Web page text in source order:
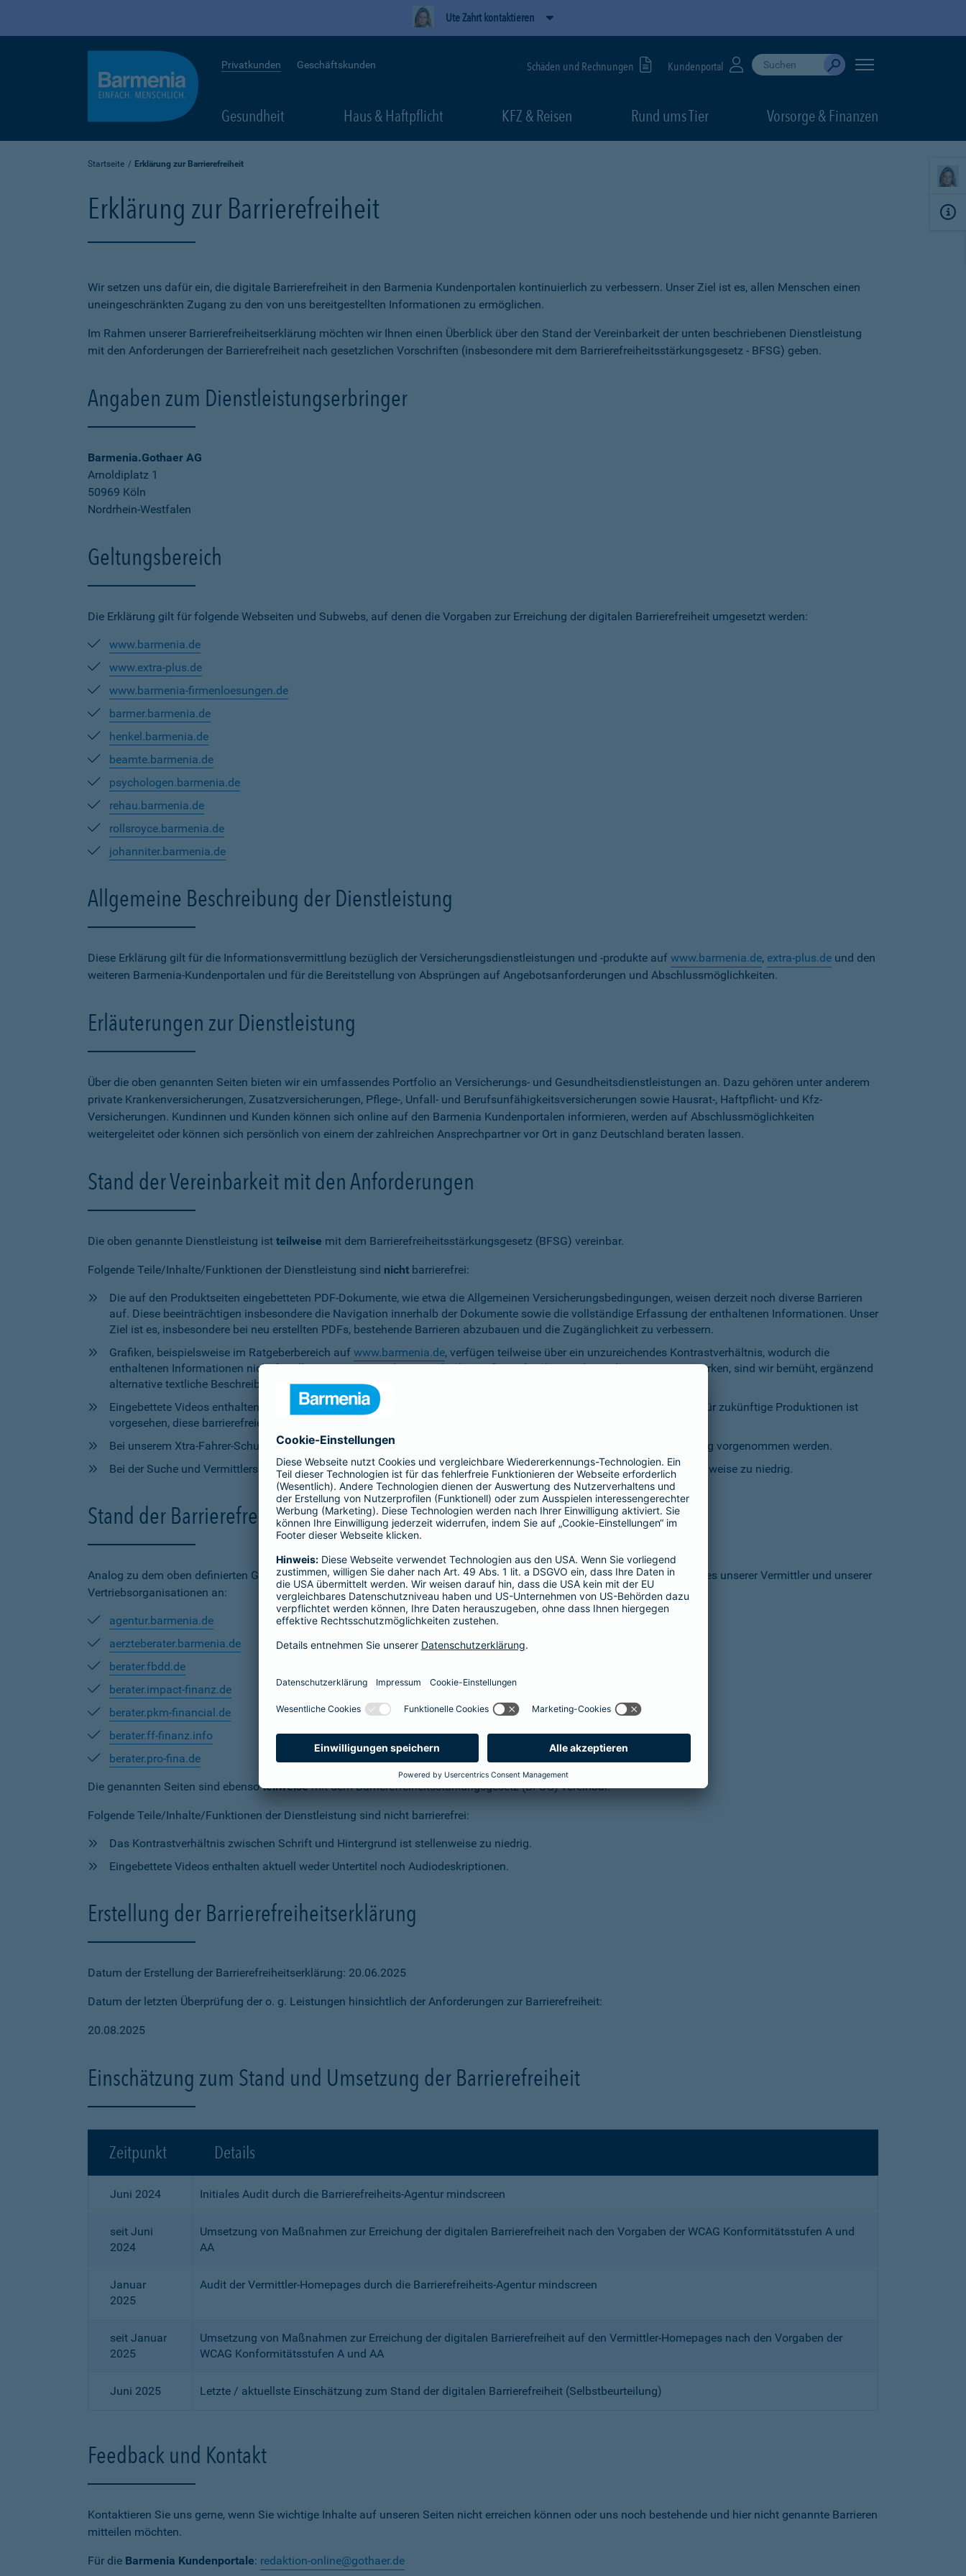
Ute Zahrt kontaktieren
Privatkunden Geschäftskunden Schäden und Rechnungen Kundenportal Suche durchführen
When autocomplete results are available, use
Absenden
Gesundheit Haus & Haftpflicht KFZ & Reisen Rund ums Tier Vorsorge & Finanzen
Startseite Erklärung zur Barrierefreiheit
Erklärung zur Barrierefreiheit
Wir setzen uns dafür ein, die digitale Barrierefreiheit in den Barmenia Kundenportalen kontinuierlich zu verbessern. Unser Ziel ist es, allen Menschen einen
uneingeschränkten Zugang zu den von uns bereitgestellten Informationen zu ermöglichen.
Im Rahmen unserer Barrierefreiheitserklärung möchten wir Ihnen einen Überblick über den Stand der Vereinbarkeit der unten beschriebenen Dienstleistung
mit den Anforderungen der Barrierefreiheit nach gesetzlichen Vorschriften (insbesondere mit dem Barrierefreiheitsstärkungsgesetz - BFSG) geben.
Angaben zum Dienstleistungserbringer
Barmenia.Gothaer AG
Arnoldiplatz 1
50969 Köln
Nordrhein-Westfalen
Geltungsbereich
Die Erklärung gilt für folgende Webseiten und Subwebs, auf denen die Vorgaben zur Erreichung der digitalen Barrierefreiheit umgesetzt werden:
www.barmenia.de
www.extra-plus.de
www.barmenia-firmenloesungen.de
barmer.barmenia.de
henkel.barmenia.de
beamte.barmenia.de
psychologen.barmenia.de
rehau.barmenia.de
rollsroyce.barmenia.de
johanniter.barmenia.de
Allgemeine Beschreibung der Dienstleistung
Diese Erklärung gilt für die Informationsvermittlung bezüglich der Versicherungsdienstleistungen und -produkte auf www.barmenia.de, extra-plus.de und den
weiteren Barmenia-Kundenportalen und für die Bereitstellung von Absprüngen auf Angebotsanforderungen und Abschlussmöglichkeiten.
Erläuterungen zur Dienstleistung
Über die oben genannten Seiten bieten wir ein umfassendes Portfolio an Versicherungs- und Gesundheitsdienstleistungen an. Dazu gehören unter anderem
private Krankenversicherungen, Zusatzversicherungen, Pflege-, Unfall- und Berufsunfähigkeitsversicherungen sowie Hausrat-, Haftpflicht- und Kfz-
Versicherungen. Kundinnen und Kunden können sich online auf den Barmenia Kundenportalen informieren, werden auf Abschlussmöglichkeiten
weitergeleitet oder können sich persönlich von einem der zahlreichen Ansprechpartner vor Ort in ganz Deutschland beraten lassen.
Stand der Vereinbarkeit mit den Anforderungen
Die oben genannte Dienstleistung ist teilweise mit dem Barrierefreiheitsstärkungsgesetz (BFSG) vereinbar.
Folgende Teile/Inhalte/Funktionen der Dienstleistung sind nicht barrierefrei:
Die auf den Produktseiten eingebetteten PDF-Dokumente, wie etwa die Allgemeinen Versicherungsbedingungen, weisen derzeit noch diverse Barrieren
auf. Diese beeinträchtigen insbesondere die Navigation innerhalb der Dokumente sowie die vollständige Erfassung der enthaltenen Informationen. Unser
Ziel ist es, insbesondere bei neu erstellten PDFs, bestehende Barrieren abzubauen und die Zugänglichkeit zu verbessern.
Grafiken, beispielsweise im Ratgeberbereich auf www.barmenia.de, verfügen teilweise über ein unzureichendes Kontrastverhältnis, wodurch die
enthaltenen Informationen nicht für alle Nutzerinnen und Nutzer gleichermaßen erfassbar sind. Um dem entgegenzuwirken, sind wir bemüht, ergänzend
alternative textliche Beschreibungen zur Verfügung zu stellen.
Eingebettete Videos enthalten aktuell weder Untertitel noch Audiodeskriptionen, was ihre Zugänglichkeit einschränkt. Für zukünftige Produktionen ist
vorgesehen, diese barrierefreien Elemente bereitzustellen.
Bei unserem Xtra-Fahrer-Schutz kann die Anpassung der zu versichernden Tage momentan nicht per Tastaturbedienung vorgenommen werden.
Bei der Suche und Vermittlersuche auf barmenia.de ist das Kontrastverhältnis zwischen Schrift und Hintergrund stellenweise zu niedrig.
Stand der Barrierefreiheit auf den Vermittler-Homepages
Analog zu dem oben definierten Geltungsbereich streben wir die Umsetzung der digitalen Barrierefreiheit auf den Homepages unserer Vermittler und unserer
Vertriebsorganisationen an:
agentur.barmenia.de
aerzteberater.barmenia.de
berater.fbdd.de
berater.impact-finanz.de
berater.pkm-financial.de
berater.ff-finanz.info
berater.pro-fina.de
Die genannten Seiten sind ebensoteilweisemit dem Barrierefreiheitsstärkungsgesetz (BFSG) vereinbar.
Folgende Teile/Inhalte/Funktionen der Dienstleistung sind nicht barrierefrei:
Das Kontrastverhältnis zwischen Schrift und Hintergrund ist stellenweise zu niedrig.
Eingebettete Videos enthalten aktuell weder Untertitel noch Audiodeskriptionen.
Erstellung der Barrierefreiheitserklärung
Datum der Erstellung der Barrierefreiheitserklärung: 20.06.2025
Datum der letzten Überprüfung der o. g. Leistungen hinsichtlich der Anforderungen zur Barrierefreiheit:
20.08.2025
Einschätzung zum Stand und Umsetzung der Barrierefreiheit
Zeitpunkt Details
Juni 2024 Initiales Audit durch die Barrierefreiheits-Agentur mindscreen
seit Juni
2024
Umsetzung von Maßnahmen zur Erreichung der digitalen Barrierefreiheit nach den Vorgaben der WCAG Konformitätsstufen A und
AA
Januar
2025
Audit der Vermittler-Homepages durch die Barrierefreiheits-Agentur mindscreen
seit Januar
2025
Umsetzung von Maßnahmen zur Erreichung der digitalen Barrierefreiheit auf den Vermittler-Homepages nach den Vorgaben der
WCAG Konformitätsstufen A und AA
Juni 2025 Letzte / aktuellste Einschätzung zum Stand der digitalen Barrierefreiheit (Selbstbeurteilung)
Feedback und Kontakt
Kontaktieren Sie uns gerne, wenn Sie wichtige Inhalte auf unseren Seiten nicht erreichen können oder uns noch bestehende und hier nicht genannte Barrieren
mitteilen möchten.
Für die Barmenia Kundenportale: redaktion-online@gothaer.de